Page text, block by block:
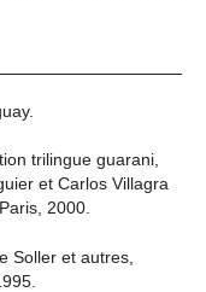
trilingue guarani,
et Carlos Villagra
2000.
Soller et autres,